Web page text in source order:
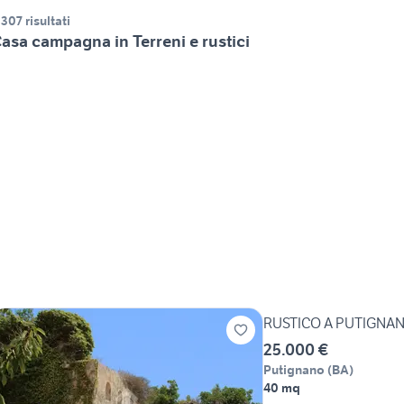
risultati
campagna in Terreni e rustici
RUSTICO A
25.000 €
Putignano (BA)
40 mq